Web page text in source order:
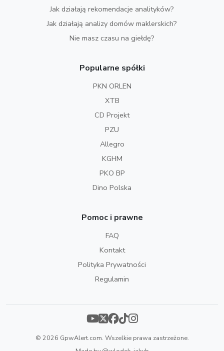
Jak działają rekomendacje analityków?
Jak działają analizy domów maklerskich?
Nie masz czasu na giełdę?
Popularne spółki
PKN ORLEN
XTB
CD Projekt
PZU
Allegro
KGHM
PKO BP
Dino Polska
Pomoc i prawne
FAQ
Kontakt
Polityka Prywatności
Regulamin
© 2026 GpwAlert.com. Wszelkie prawa zastrzeżone.